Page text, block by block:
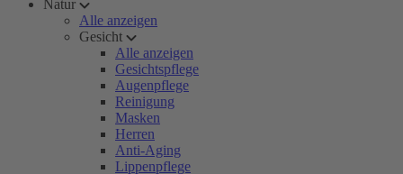
Natur
Alle anzeigen
Gesicht
Alle anzeigen
Gesichtspflege
Augenpflege
Reinigung
Masken
Herren
Anti-Aging
Lippenpflege